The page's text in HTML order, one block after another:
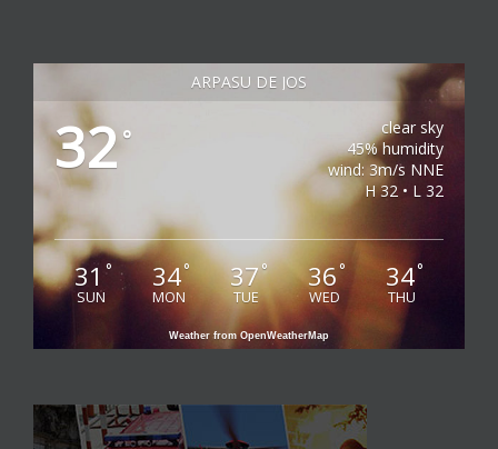
ARPASU DE JOS
32°
clear sky
45% humidity
wind: 3m/s NNE
H 32 • L 32
31 °
SUN
34°
MON
37°
TUE
36°
WED
34°
THU
Weather from OpenWeatherMap